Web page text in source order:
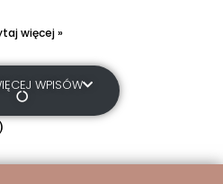
więcej »
WPISÓW